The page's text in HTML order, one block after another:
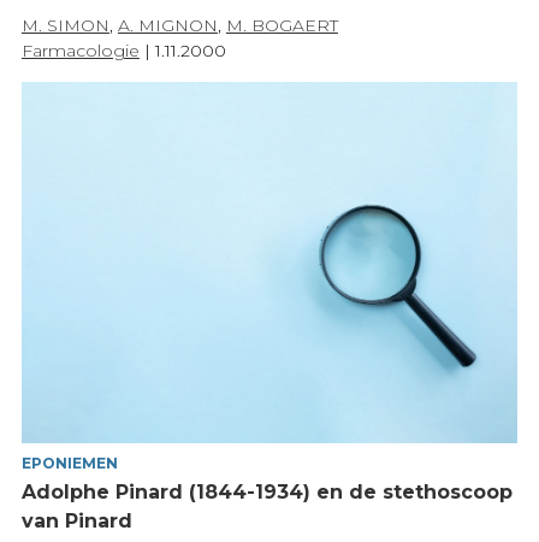
M. SIMON, A. MIGNON, M. BOGAERT
Farmacologie |1.11.2000
EPONIEMEN
Adolphe Pinard (1844-1934) en de stethoscoop
van Pinard